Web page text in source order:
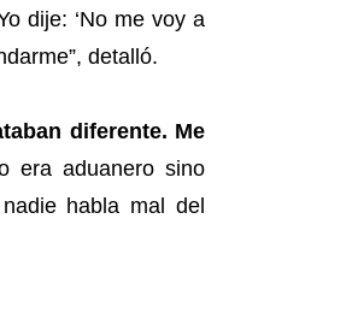
dije: ‘No me voy a
detalló.
diferente. Me
era aduanero sino
habla mal del